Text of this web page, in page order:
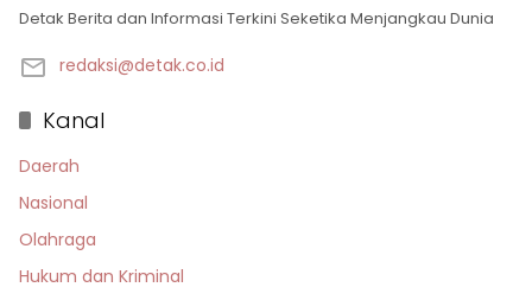
Detak Berita dan Informasi Terkini Seketika Menjangkau Dunia
redaksi@detak.co.id
Kanal
Daerah
Nasional
Olahraga
Hukum dan Kriminal